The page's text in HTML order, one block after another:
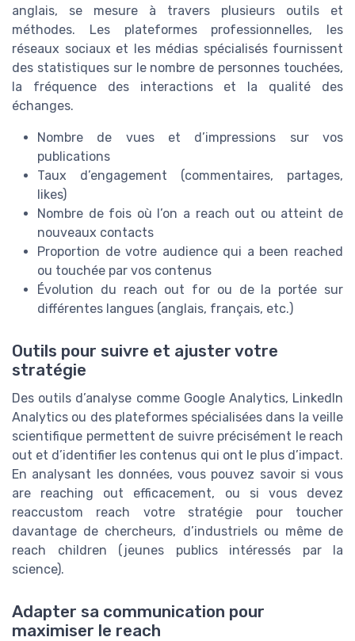
anglais, se mesure à travers plusieurs outils et
méthodes. Les plateformes professionnelles, les
réseaux sociaux et les médias spécialisés fournissent
des statistiques sur le nombre de personnes touchées,
la fréquence des interactions et la qualité des
échanges.
Nombre de vues et d’impressions sur vos
publications
Taux d’engagement (commentaires, partages,
likes)
Nombre de fois où l’on a reach out ou atteint de
nouveaux contacts
Proportion de votre audience qui a been reached
ou touchée par vos contenus
Évolution du reach out for ou de la portée sur
différentes langues (anglais, français, etc.)
Outils pour suivre et ajuster votre
stratégie
Des outils d’analyse comme Google Analytics, LinkedIn
Analytics ou des plateformes spécialisées dans la veille
scientifique permettent de suivre précisément le reach
out et d’identifier les contenus qui ont le plus d’impact.
En analysant les données, vous pouvez savoir si vous
are reaching out efficacement, ou si vous devez
reaccustom reach votre stratégie pour toucher
davantage de chercheurs, d’industriels ou même de
reach children (jeunes publics intéressés par la
science).
Adapter sa communication pour
maximiser le reach